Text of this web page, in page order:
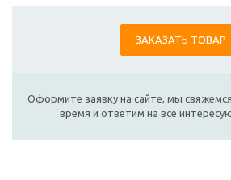
ЗАКАЗАТЬ ТОВАР
Оформите заявку на сайте, мы
время и ответим на все